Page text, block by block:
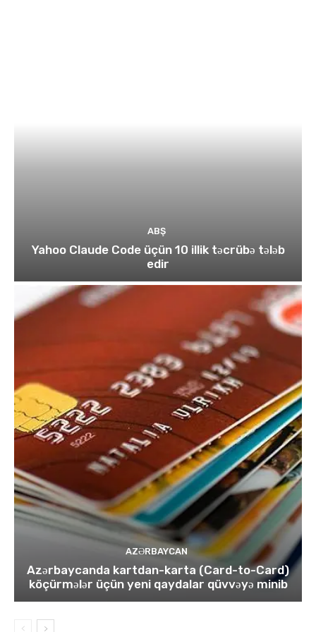
ABŞ
Yahoo Claude Code üçün 10 illik təcrübə tələb
edir
AZƏRBAYCAN
Azərbaycanda kartdan-karta (Card-to-Card)
köçürmələr üçün yeni qaydalar qüvvəyə minib